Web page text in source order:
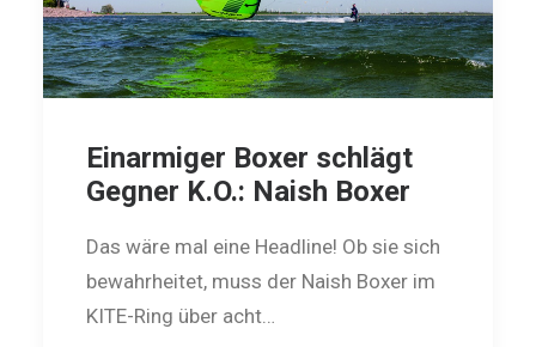
Einarmiger Boxer schlägt
Gegner K.O.: Naish Boxer
Das wäre mal eine Headline! Ob sie sich
bewahrheitet, muss der Naish Boxer im
KITE-Ring über acht…